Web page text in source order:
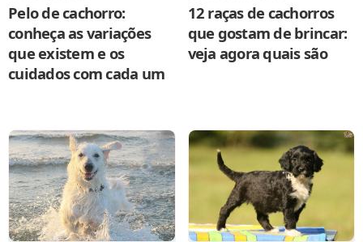
Pelo de cachorro:
conheça as variações
que existem e os
cuidados com cada um
12 raças de cachorros
que gostam de brincar:
veja agora quais são